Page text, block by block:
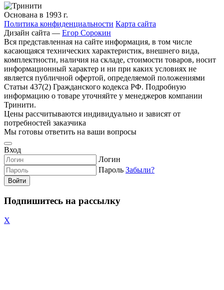
Основана в 1993 г.
Политика конфиденциальности Карта сайта
Дизайн сайта — Егор Сорокин
Вся представленная на сайте информация, в том числе
касающаяся технических характеристик, внешнего вида,
комплектности, наличия на складе, стоимости товаров, носит
информационный характер и ни при каких условиях не
является публичной офертой, определяемой положениями
Статьи 437(2) Гражданского кодекса РФ. Подробную
информацию о товаре уточняйте у менеджеров компании
Тринити.
Цены рассчитываются индивидуально и зависят от
потребностей заказчика
Мы готовы ответить на ваши вопросы
Вход
Логин
Пароль Забыли?
Войти
Подпишитесь на рассылку
X